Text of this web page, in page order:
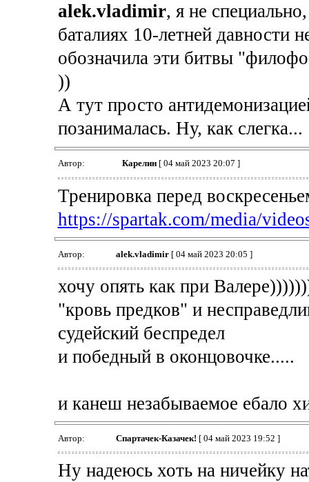
alek.vladimir, я не
баталиях 10-летней давности
обозначила эти битвы
))
А тут просто
позанималась. Ну, как
Автор: Карелин[ 04 май 2023 20:07 ]
Тренировка перед
https://spartak.com/media/
Автор: alek.vladimir[ 04 май 2023 20:05 ]
хочу опять как при
"кровь предков" и
судейский беспредел
и победный в оконцовочке.....
и канеш незабываемое ебало
Автор: Спартачек-Казачек! [ 04 май 2023 19:52 ]
Ну надеюсь хоть на ничейку